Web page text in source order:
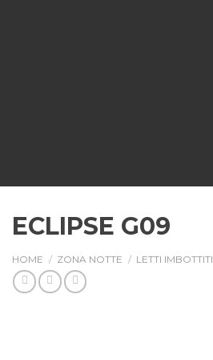
ECLIPSE G09
HOME / ZONA NOTTE / LETTI IMBOTTITI